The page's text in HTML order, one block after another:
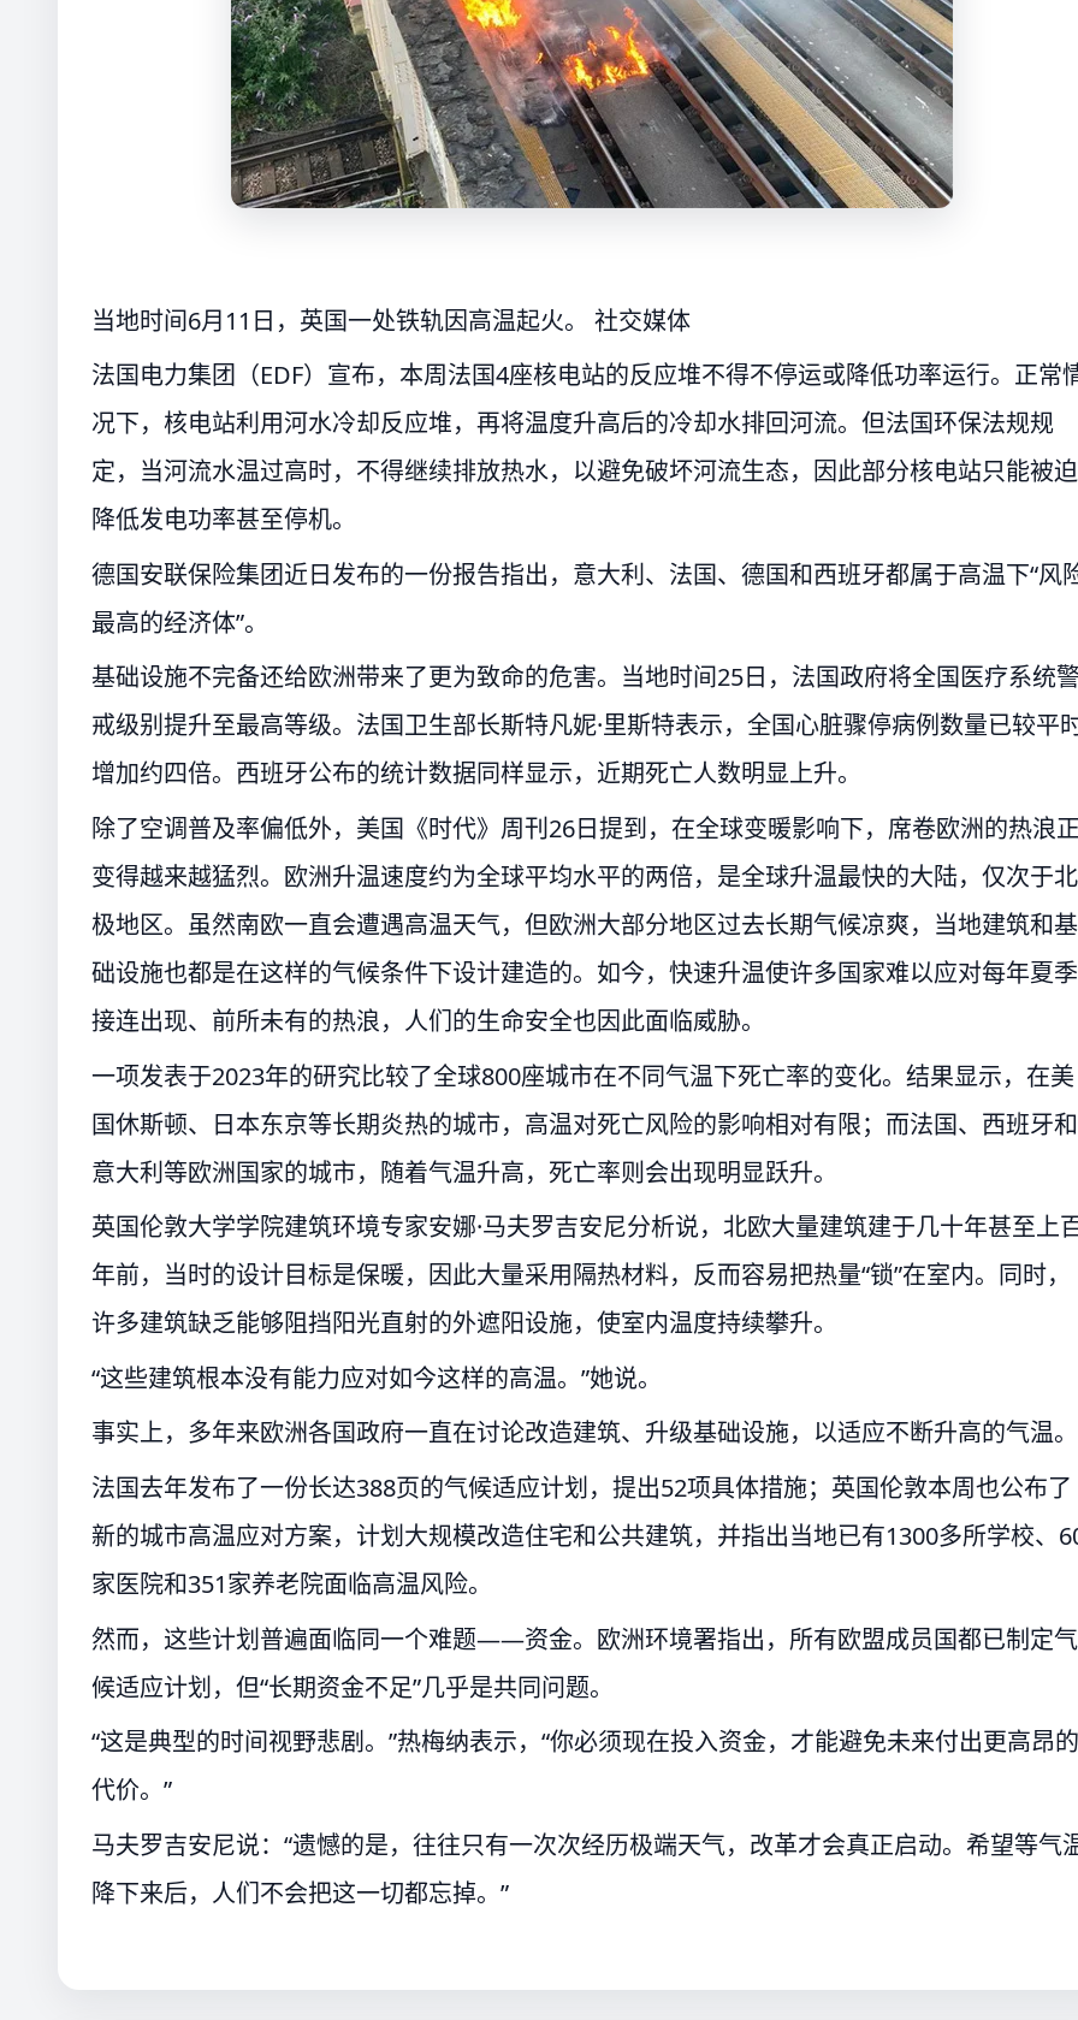
当地时间6月11日，英国一处铁轨因高温起火。 社交媒体
法国电力集团（EDF）宣布，本周法国4座核电站的反应堆不得不停运或降低功率运行。正常
况下，核电站利用河水冷却反应堆，再将温度升高后的冷却水排回河流。但法国环保法规规
定，当河流水温过高时，不得继续排放热水，以避免破坏河流生态，因此部分核电站只能被迫
降低发电功率甚至停机。
德国安联保险集团近日发布的一份报告指出，意大利、法国、德国和西班牙都属于高温下“风
最高的经济体”。
基础设施不完备还给欧洲带来了更为致命的危害。当地时间25日，法国政府将全国医疗系统
戒级别提升至最高等级。法国卫生部长斯特凡妮·里斯特表示，全国心脏骤停病例数量已较平
增加约四倍。西班牙公布的统计数据同样显示，近期死亡人数明显上升。
除了空调普及率偏低外，美国《时代》周刊26日提到，在全球变暖影响下，席卷欧洲的热浪
变得越来越猛烈。欧洲升温速度约为全球平均水平的两倍，是全球升温最快的大陆，仅次于北
极地区。虽然南欧一直会遭遇高温天气，但欧洲大部分地区过去长期气候凉爽，当地建筑和基
础设施也都是在这样的气候条件下设计建造的。如今，快速升温使许多国家难以应对每年夏季
接连出现、前所未有的热浪，人们的生命安全也因此面临威胁。
一项发表于2023年的研究比较了全球800座城市在不同气温下死亡率的变化。结果显示，在美
国休斯顿、日本东京等长期炎热的城市，高温对死亡风险的影响相对有限；而法国、西班牙和
意大利等欧洲国家的城市，随着气温升高，死亡率则会出现明显跃升。
英国伦敦大学学院建筑环境专家安娜·马夫罗吉安尼分析说，北欧大量建筑建于几十年甚至上
年前，当时的设计目标是保暖，因此大量采用隔热材料，反而容易把热量“锁”在室内。同时，
许多建筑缺乏能够阻挡阳光直射的外遮阳设施，使室内温度持续攀升。
“这些建筑根本没有能力应对如今这样的高温。”她说。
事实上，多年来欧洲各国政府一直在讨论改造建筑、升级基础设施，以适应不断升高的气温。
法国去年发布了一份长达388页的气候适应计划，提出52项具体措施；英国伦敦本周也公布了
新的城市高温应对方案，计划大规模改造住宅和公共建筑，并指出当地已有1300多所学校、
家医院和351家养老院面临高温风险。
然而，这些计划普遍面临同一个难题——资金。欧洲环境署指出，所有欧盟成员国都已制定气
候适应计划，但“长期资金不足”几乎是共同问题。
“这是典型的时间视野悲剧。”热梅纳表示，“你必须现在投入资金，才能避免未来付出更高昂的
代价。”
马夫罗吉安尼说：“遗憾的是，往往只有一次次经历极端天气，改革才会真正启动。希望等气
降下来后，人们不会把这一切都忘掉。”